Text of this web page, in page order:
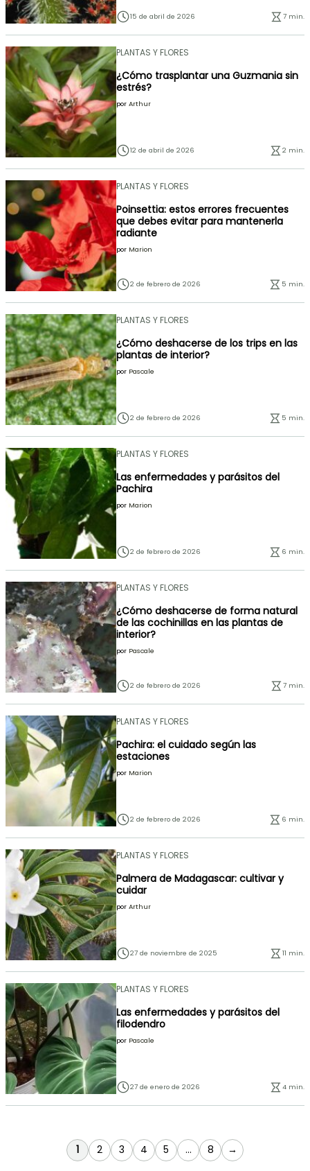
15 de abril de 2026 7 min.
PLANTAS Y FLORES
¿Cómo trasplantar una Guzmania sin
estrés?
por Arthur
12 de abril de 2026 2 min.
PLANTAS Y FLORES
Poinsettia: estos errores frecuentes
que debes evitar para mantenerla
radiante
por Marion
2 de febrero de 2026 5 min.
PLANTAS Y FLORES
¿Cómo deshacerse de los trips en las
plantas de interior?
por Pascale
2 de febrero de 2026 5 min.
PLANTAS Y FLORES
Las enfermedades y parásitos del
Pachira
por Marion
2 de febrero de 2026 6 min.
PLANTAS Y FLORES
¿Cómo deshacerse de forma natural
de las cochinillas en las plantas de
interior?
por Pascale
2 de febrero de 2026 7 min.
PLANTAS Y FLORES
Pachira: el cuidado según las
estaciones
por Marion
2 de febrero de 2026 6 min.
PLANTAS Y FLORES
Palmera de Madagascar: cultivar y
cuidar
por Arthur
27 de noviembre de 2025 11 min.
PLANTAS Y FLORES
Las enfermedades y parásitos del
filodendro
por Pascale
27 de enero de 2026 4 min.
Actualmente estás leyendo página
1 Página
2 Página
3 Página
4 Página
5 ... Página
8 →